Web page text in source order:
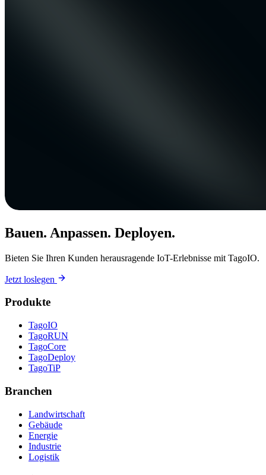
Bauen. Anpassen. Deployen.
Bieten Sie Ihren Kunden herausragende IoT-Erlebnisse mit TagoIO.
Jetzt loslegen
Produkte
TagoIO
TagoRUN
TagoCore
TagoDeploy
TagoTiP
Branchen
Landwirtschaft
Gebäude
Energie
Industrie
Logistik